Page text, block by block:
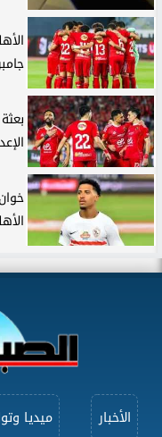
الأخبار ميديا